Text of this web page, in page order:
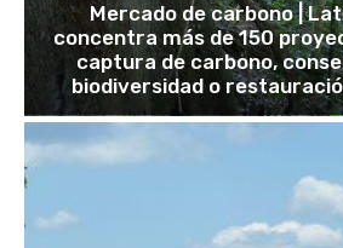
Mercado de carbono |
concentra más de 150
captura de carbono,
biodiversidad o